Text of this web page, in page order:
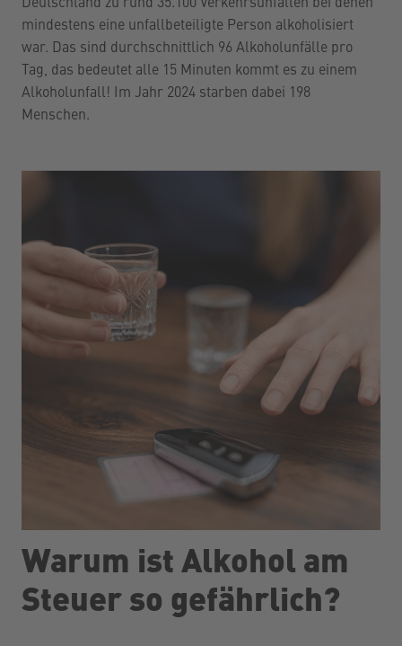
Deutschland zu rund 35.100 Verkehrsunfällen bei denen
mindestens eine unfallbeteiligte Person alkoholisiert
war. Das sind durchschnittlich 96 Alkoholunfälle pro
Tag, das bedeutet alle 15 Minuten kommt es zu einem
Alkoholunfall! Im Jahr 2024 starben dabei 198
Menschen.
Warum ist Alkohol am
Steuer so gefährlich?